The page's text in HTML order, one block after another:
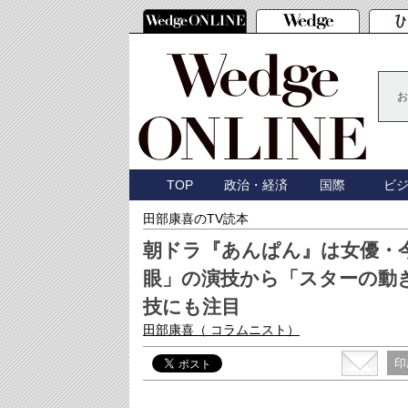
TOP 政治・経済 国際 ビ
田部康喜のTV読本
朝ドラ『あんぱん』は女優・
眼」の演技から「スターの動
技にも注目
田部康喜 （ コラムニスト）